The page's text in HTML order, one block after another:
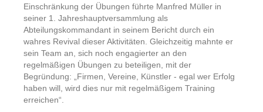
Einschränkung der Übungen führte Manfred Müller in
seiner 1. Jahreshauptversammlung als
Abteilungskommandant in seinem Bericht durch ein
wahres Revival dieser Aktivitäten. Gleichzeitig mahnte er
sein Team an, sich noch engagierter an den
regelmäßigen Übungen zu beteiligen, mit der
Begründung: „Firmen, Vereine, Künstler - egal wer Erfolg
haben will, wird dies nur mit regelmäßigem Training
erreichen“.